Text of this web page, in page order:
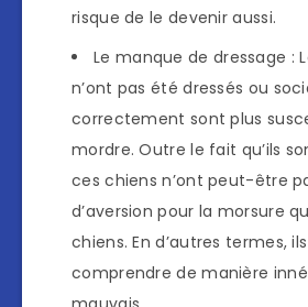
risque de le devenir aussi.
Le manque de dressage :
n’ont pas été dressés ou
correctement sont plus
mordre. Outre le fait qu’ils
ces chiens n’ont peut-être
d’aversion pour la morsure
chiens. En d’autres termes,
comprendre de manière